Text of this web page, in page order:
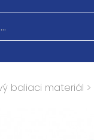
baliaci materiál >